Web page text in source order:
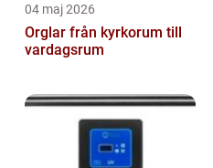
04 maj 2026
Orglar från kyrkorum till
vardagsrum